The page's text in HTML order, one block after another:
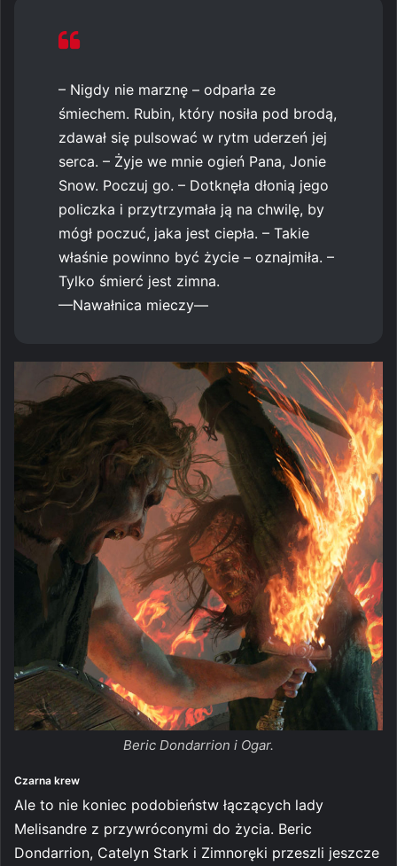
– Nigdy nie marznę – odparła ze
śmiechem. Rubin, który nosiła pod brodą,
zdawał się pulsować w rytm uderzeń jej
serca. – Żyje we mnie ogień Pana, Jonie
Snow. Poczuj go. – Dotknęła dłonią jego
policzka i przytrzymała ją na chwilę, by
mógł poczuć, jaka jest ciepła. – Takie
właśnie powinno być życie – oznajmiła. –
Tylko śmierć jest zimna.
—Nawałnica mieczy—
Beric Dondarrion i Ogar.
Czarna krew
Ale to nie koniec podobieństw łączących lady
Melisandre z przywróconymi do życia. Beric
Dondarrion, Catelyn Stark i Zimnoręki przeszli jeszcze